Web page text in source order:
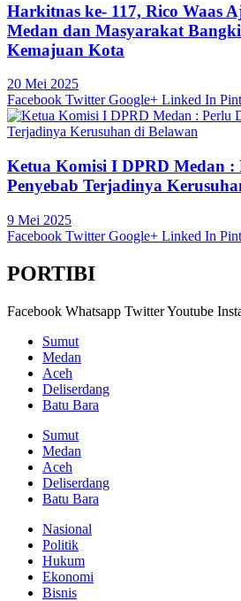
Harkitnas ke- 117, Rico Waas
Medan dan Masyarakat
Kemajuan Kota
20 Mei 2025
Facebook Twitter Google+ Linked In
Ketua Komisi I DPRD Medan :
Penyebab Terjadinya
9 Mei 2025
Facebook Twitter Google+ Linked In
PORTIBI
Facebook Whatsapp TwitterYoutube
Sumut
Medan
Aceh
Deliserdang
Batu Bara
Sumut
Medan
Aceh
Deliserdang
Batu Bara
Nasional
Politik
Hukum
Ekonomi
Bisnis